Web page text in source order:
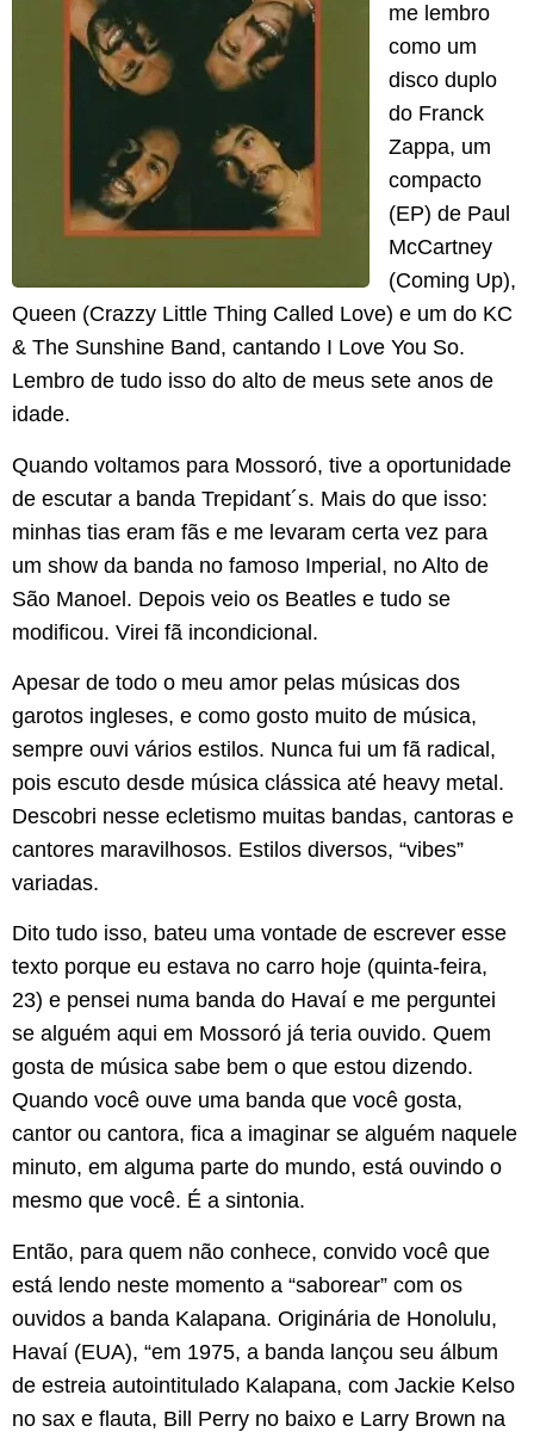
me lembro
como um
disco duplo
do Franck
Zappa, um
compacto
(EP) de Paul
McCartney
(Coming Up),
Queen (Crazzy Little Thing Called Love) e um do KC
& The Sunshine Band, cantando I Love You So.
Lembro de tudo isso do alto de meus sete anos de
idade.
Quando voltamos para Mossoró, tive a oportunidade
de escutar a banda Trepidant´s. Mais do que isso:
minhas tias eram fãs e me levaram certa vez para
um show da banda no famoso Imperial, no Alto de
São Manoel. Depois veio os Beatles e tudo se
modificou. Virei fã incondicional.
Apesar de todo o meu amor pelas músicas dos
garotos ingleses, e como gosto muito de música,
sempre ouvi vários estilos. Nunca fui um fã radical,
pois escuto desde música clássica até heavy metal.
Descobri nesse ecletismo muitas bandas, cantoras e
cantores maravilhosos. Estilos diversos, “vibes”
variadas.
Dito tudo isso, bateu uma vontade de escrever esse
texto porque eu estava no carro hoje (quinta-feira,
23) e pensei numa banda do Havaí e me perguntei
se alguém aqui em Mossoró já teria ouvido. Quem
gosta de música sabe bem o que estou dizendo.
Quando você ouve uma banda que você gosta,
cantor ou cantora, fica a imaginar se alguém naquele
minuto, em alguma parte do mundo, está ouvindo o
mesmo que você. É a sintonia.
Então, para quem não conhece, convido você que
está lendo neste momento a “saborear” com os
ouvidos a banda Kalapana. Originária de Honolulu,
Havaí (EUA), “em 1975, a banda lançou seu álbum
de estreia autointitulado Kalapana, com Jackie Kelso
no sax e flauta, Bill Perry no baixo e Larry Brown na